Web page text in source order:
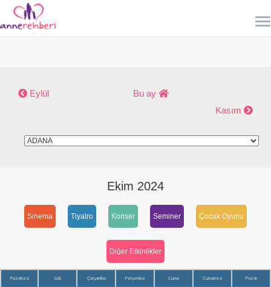
Eylül
Bu ay
Kasım
Ekim 2024
Sinema Tiyatro Konser Seminer Çocuk Oyunu
Diğer Etkinlikler
Pazartesi Salı Çarşamba Perşembe Cuma Cumartesi Pazar